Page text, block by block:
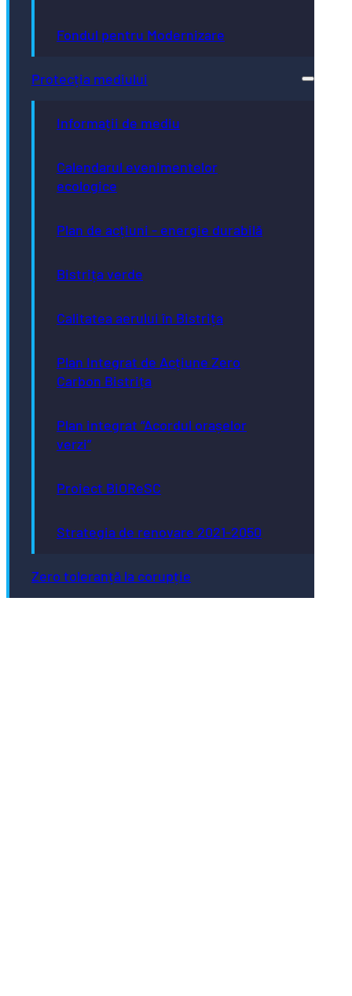
Fondul pentru Modernizare
Protecția mediului
Informații de mediu
Calendarul evenimentelor
ecologice
Plan de acțiuni - energie durabilă
Bistrița verde
Calitatea aerului în Bistrița
Plan Integrat de Acțiune Zero
Carbon Bistrița
Plan integrat “Acordul orașelor
verzi”
Proiect BiOReSC
Strategia de renovare 2021-2050
Zero toleranță la corupție